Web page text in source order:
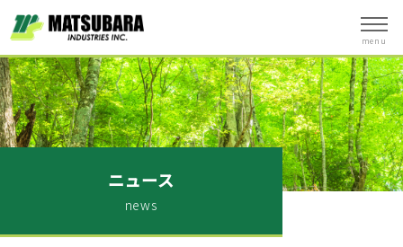
menu
ニュース
news